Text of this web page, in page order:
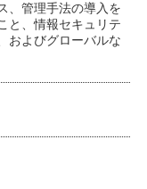
、管理手法の導入を
と、情報セキュリテ
およびグローバルな